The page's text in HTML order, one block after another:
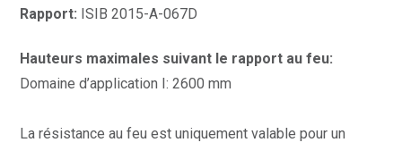
Rapport: ISIB 2015-A-067D
Hauteurs maximales suivant le rapport au feu:
Domaine d’application I: 2600 mm
La résistance au feu est uniquement valable pour un